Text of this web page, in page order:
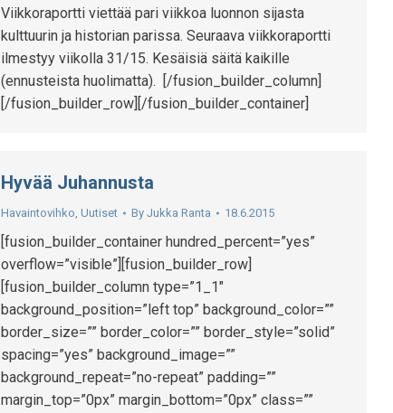
Viikkoraportti viettää pari viikkoa luonnon sijasta
kulttuurin ja historian parissa. Seuraava viikkoraportti
ilmestyy viikolla 31/15. Kesäisiä säitä kaikille
(ennusteista huolimatta). [/fusion_builder_column]
[/fusion_builder_row][/fusion_builder_container]
Hyvää Juhannusta
Havaintovihko, Uutiset By Jukka Ranta 18.6.2015
[fusion_builder_container hundred_percent=”yes”
overflow=”visible”][fusion_builder_row]
[fusion_builder_column type=”1_1″
background_position=”left top” background_color=””
border_size=”” border_color=”” border_style=”solid”
spacing=”yes” background_image=””
background_repeat=”no-repeat” padding=””
margin_top=”0px” margin_bottom=”0px” class=””